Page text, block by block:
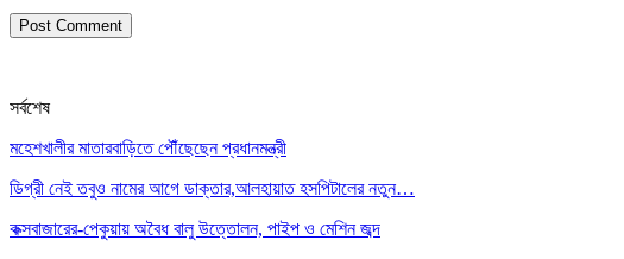
সর্বশেষ
মহেশখালীর মাতারবাড়িতে পৌঁছেছেন প্রধানমন্ত্রী
ডিগ্রী নেই তবুও নামের আগে ডাক্তার,আলহায়াত হসপিটালের নতুন…
কক্সবাজারের-পেকুয়ায় অবৈধ বালু উত্তোলন, পাইপ ও মেশিন জব্দ